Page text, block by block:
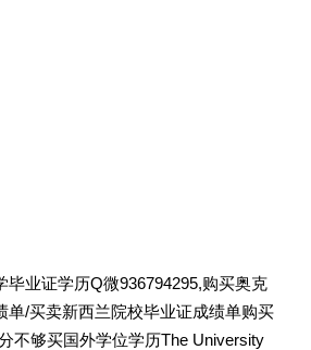
毕业证学历Q微936794295,购买奥克
单/买卖新西兰院校毕业证成绩单购买
不够买国外学位学历The University